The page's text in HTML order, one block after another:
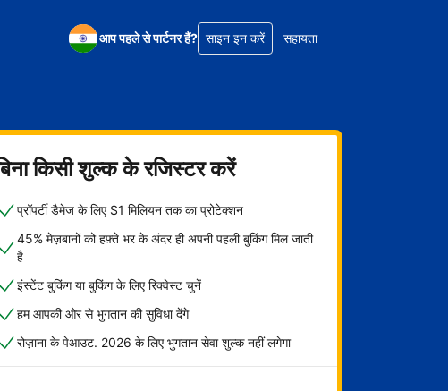
आप पहले से पार्टनर हैं? साइन इन करें सहायता
किसी शुल्क के रजिस्टर करें
प्रॉपर्टी डैमेज के लिए $1 मिलियन तक का प्रोटेक्शन
45% मेज़बानों को हफ़्ते भर के अंदर ही अपनी पहली बुकिंग मिल जाती
है
इंस्टेंट बुकिंग या बुकिंग के लिए रिक्वेस्ट चुनें
हम आपकी ओर से भुगतान की सुविधा देंगे
रोज़ाना के पेआउट. 2026 के लिए भुगतान सेवा शुल्क नहीं लगेगा